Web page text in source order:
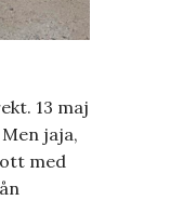
13 maj
jaja,
med